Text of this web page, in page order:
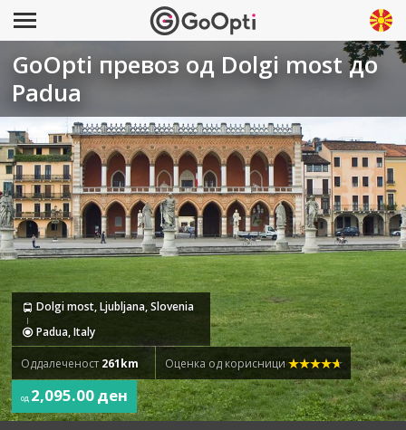
GoOpti превоз од Dolgi most до
Padua
Dolgi most, Ljubljana, Slovenia
Padua, Italy
Оддалеченост 261km Оценка од корисници
од 2,095.00 ден